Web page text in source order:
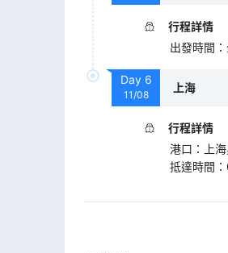
行程詳情
出發時間 ：
Day 6
11/08
上海
行程詳情
港口 ：
上
抵達時間 ：